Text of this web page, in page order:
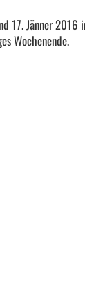
17. Jänner 2016
Wochenende.